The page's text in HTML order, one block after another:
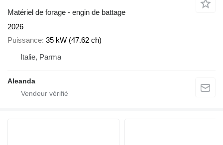
Matériel de forage - engin de battage
2026
Puissance 35 kW (47.62 ch)
Italie, Parma
Aleanda